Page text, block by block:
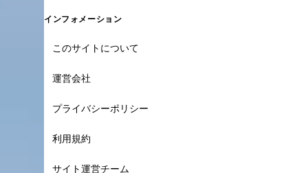
インフォメーション
このサイトについて
運営会社
プライバシーポリシー
利用規約
サイト運営チーム